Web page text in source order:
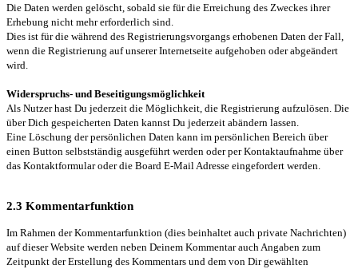
Die Daten werden gelöscht, sobald sie für die Erreichung des Zweckes ihrer
Erhebung nicht mehr erforderlich sind.
Dies ist für die während des Registrierungsvorgangs erhobenen Daten der Fall,
wenn die Registrierung auf unserer Internetseite aufgehoben oder abgeändert
wird.
Widerspruchs- und Beseitigungsmöglichkeit
Als Nutzer hast Du jederzeit die Möglichkeit, die Registrierung aufzulösen. Die
über Dich gespeicherten Daten kannst Du jederzeit abändern lassen.
Eine Löschung der persönlichen Daten kann im persönlichen Bereich über
einen Button selbstständig ausgeführt werden oder per Kontaktaufnahme über
das Kontaktformular oder die Board E-Mail Adresse eingefordert werden.
2.3 Kommentarfunktion
Im Rahmen der Kommentarfunktion (dies beinhaltet auch private Nachrichten)
auf dieser Website werden neben Deinem Kommentar auch Angaben zum
Zeitpunkt der Erstellung des Kommentars und dem von Dir gewählten